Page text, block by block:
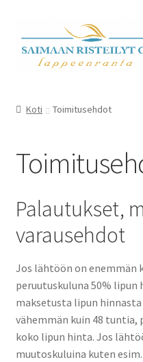
to
navigation
to
content
M/S Saimaa Margareta
Sister Amanda
Aikataulu- ja teemaristeilyt
Risteilyinfo
Tilausristeilyt M/S Saimaa
Tilausristeilyt Sister
Koti Toimitusehdot
Palautukset,
varausehdot
Jos lähtöön on enemmän
peruutuskuluna 50% lipun
maksetusta lipun
vähemmän kuin 48 tuntia,
koko lipun hinta. Jos
muutoskuluina kuten